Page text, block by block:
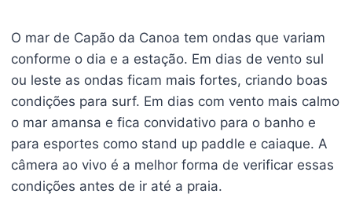
O mar de Capão da Canoa tem ondas que variam
conforme o dia e a estação. Em dias de vento sul
ou leste as ondas ficam mais fortes, criando boas
condições para surf. Em dias com vento mais calmo
o mar amansa e fica convidativo para o banho e
para esportes como stand up paddle e caiaque. A
câmera ao vivo é a melhor forma de verificar essas
condições antes de ir até a praia.